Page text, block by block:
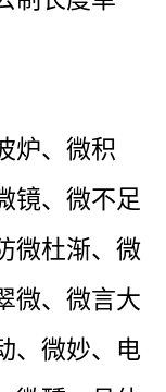
炉、微积
镜、微不足
微杜渐、微
微、微言大
、微妙、电